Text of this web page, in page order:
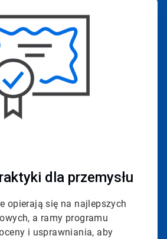
dla przemysłu
opierają się na najlepszych
a ramy programu
i usprawniania, aby